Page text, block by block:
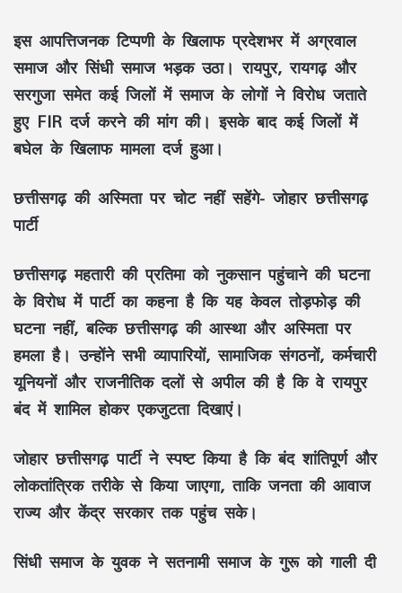
इस आपत्तिजनक टिप्पणी के खिलाफ प्रदेशभर में अग्रवाल
समाज और सिंधी समाज भड़क उठा। रायपुर, रायगढ़ और
सरगुजा समेत कई जिलों में समाज के लोगों ने विरोध जताते
हुए FIR दर्ज करने की मांग की। इसके बाद कई जिलों में
बघेल के खिलाफ मामला दर्ज हुआ।
छत्तीसगढ़ की अस्मिता पर चोट नहीं सहेंगे- जोहार छत्तीसगढ़
पार्टी
छत्तीसगढ़ महतारी की प्रतिमा को नुकसान पहुंचाने की घटना
के विरोध में पार्टी का कहना है कि यह केवल तोड़फोड़ की
घटना नहीं, बल्कि छत्तीसगढ़ की आस्था और अस्मिता पर
हमला है। उन्होंने सभी व्यापारियों, सामाजिक संगठनों, कर्मचारी
यूनियनों और राजनीतिक दलों से अपील की है कि वे रायपुर
बंद में शामिल होकर एकजुटता दिखाएं।
जोहार छत्तीसगढ़ पार्टी ने स्पष्ट किया है कि बंद शांतिपूर्ण और
लोकतांत्रिक तरीके से किया जाएगा, ताकि जनता की आवाज
राज्य और केंद्र सरकार तक पहुंच सके।
सिंधी समाज के युवक ने सतनामी समाज के गुरू को गाली दी